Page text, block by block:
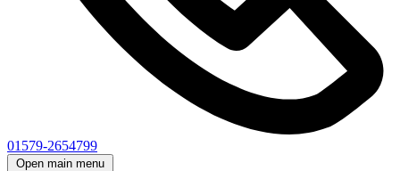
01579-2654799
Open main menu